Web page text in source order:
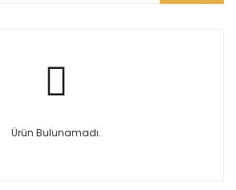
Ürün Bulunamadı.